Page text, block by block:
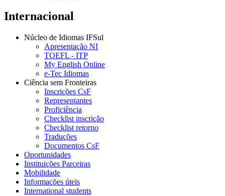
Internacional
Núcleo de Idiomas IFSul
Apresentação NI
TOEFL - ITP
My English Online
e-Tec Idiomas
Ciência sem Fronteiras
Inscrições CsF
Representantes
Proficiência
Checklist inscrição
Checklist retorno
Traduções
Documentos CsF
Oportunidades
Instituições Parceiras
Mobilidade
Informações úteis
International students